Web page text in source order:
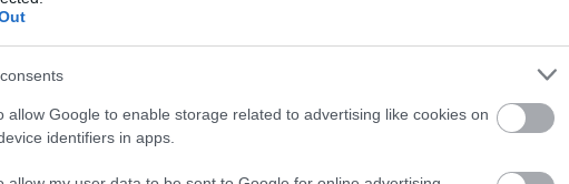
allow Google to enable storage related to advertising like cookies on
identifiers in apps.
τις